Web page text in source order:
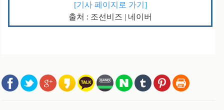
[기사 페이지로 가기]
출처 : 조선비즈 | 네이버